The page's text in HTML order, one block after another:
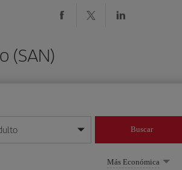
(SAN)
mes/año
Buscar
Más Económica